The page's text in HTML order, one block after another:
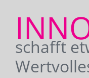
schafft